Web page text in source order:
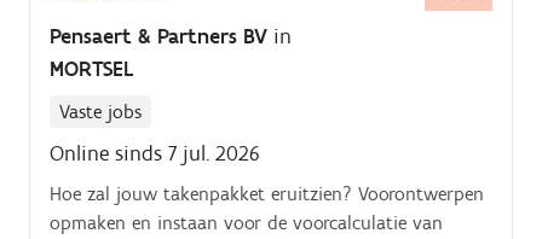
Pensaert & Partners BV in
MORTSEL
Vaste jobs
Online sinds 7 jul. 2026
Hoe zal jouw takenpakket eruitzien? Voorontwerpen
opmaken en instaan voor de voorcalculatie van